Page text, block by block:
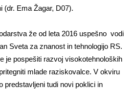
(dr. Ema Žagar, D07).
že od leta 2016 uspešno vodi
Sveta za znanost in tehnologijo RS.
je pospešiti razvoj visokotehnoloških
mlade raziskovalce. V okviru
predstavljeni tudi novi poklici in